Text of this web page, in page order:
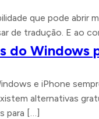
que pode
de tradução. E ao
do Windows
e iPhone
alternativas
para […]